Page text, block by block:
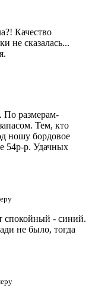
Качество
не сказалась...
По размерам-
Тем, кто
ношу бордовое
54р-р. Удачных
спокойный - синий.
не было, тогда